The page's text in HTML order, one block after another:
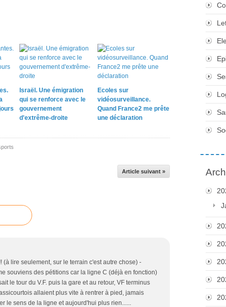
Israël. Une émigration
qui se renforce avec le
gouvernement
d'extrême-droite
Ecoles sur
vidéosurveillance.
Quand France2 me prête
une déclaration
Article suivant »
(à lire seulement, sur le terrain c'est autre chose) -
souviens des pétitions car la ligne C (déjà en fonction)
le tour du V.F. puis la gare et au retour, VF terminus
allaient plus vite à rentrer à pied, jamais
le sens de la ligne et aujourd'hui plus rien......